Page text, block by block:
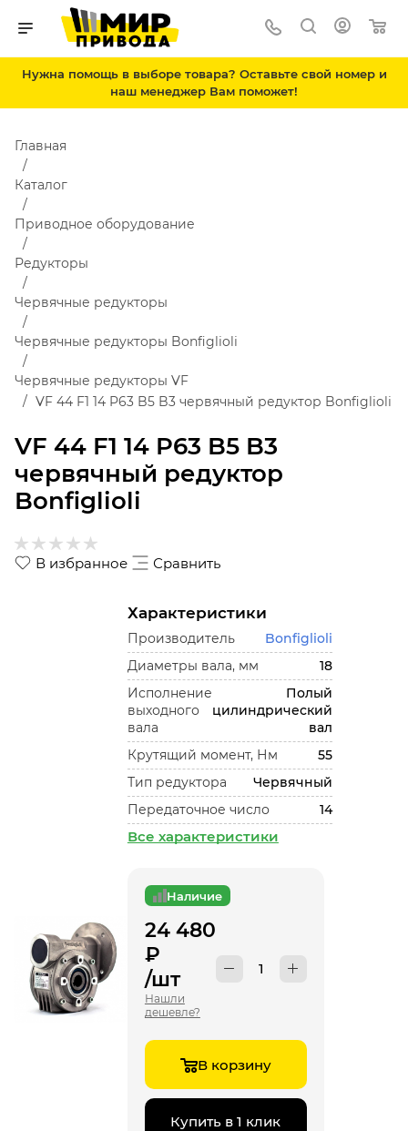
Нужна помощь в выборе товара? Оставьте свой номер и
наш менеджер Вам поможет!
VF 44 F1 14 P63 B5 B3
червячный редуктор
Bonfiglioli
Главная
Каталог
Приводное оборудование
Редукторы
Червячные редукторы
Червячные редукторы Bonfiglioli
Червячные редукторы VF
VF 44 F1 14 P63 B5 B3 червячный редуктор Bonfiglioli
В избранное Сравнить
Характеристики
Производитель
Bonfiglioli
Диаметры вала, мм
18
Исполнение
выходного
вала
Полый
цилиндрический
вал
Крутящий момент, Нм
55
Тип редуктора
Червячный
Передаточное число
14
Все характеристики
Наличие
24 480
₽
/шт
Нашли
дешевле?
В корзину
Купить в 1 клик